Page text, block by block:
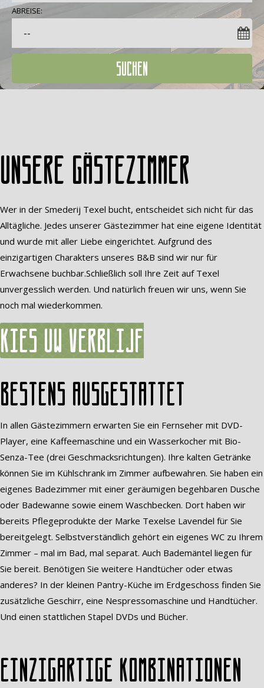
ABREISE:
SUCHEN
Unsere Gästezimmer
Wer in der Smederij Texel bucht, entscheidet sich nicht für das
Alltägliche. Jedes unserer Gästezimmer hat eine eigene Identität
und wurde mit aller Liebe eingerichtet. Aufgrund des
einzigartigen Charakters unseres B&B sind wir nur für
Erwachsene buchbar.Schließlich soll Ihre Zeit auf Texel
unvergesslich werden. Und natürlich freuen wir uns, wenn Sie
noch mal wiederkommen.
Kies uw verblijf
Bestens ausgestattet
In allen Gästezimmern erwarten Sie ein Fernseher mit DVD-
Player, eine Kaffeemaschine und ein Wasserkocher mit Bio-
Senza-Tee (drei Geschmacksrichtungen). Ihre kalten Getränke
können Sie im Kühlschrank im Zimmer aufbewahren. Sie haben ein
eigenes Badezimmer mit einer geräumigen begehbaren Dusche
oder Badewanne sowie einem Waschbecken. Dort haben wir
bereits Pflegeprodukte der Marke Texelse Lavendel für Sie
bereitgelegt. Selbstverständlich gehört ein eigenes WC zu Ihrem
Zimmer – mal im Bad, mal separat. Auch Bademäntel liegen für
Sie bereit. Benötigen Sie weitere Handtücher oder etwas
anderes? In der kleinen Pantry-Küche im Erdgeschoss finden Sie
zusätzliche Geschirr, eine Nespressomaschine und Handtücher.
Und einen stattlichen Stapel DVDs und Bücher.
Einzigartige Kombinationen